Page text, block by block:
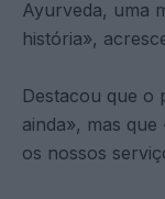
Ayurveda, uma
história»,
Destacou que o
ainda», mas
os nossos